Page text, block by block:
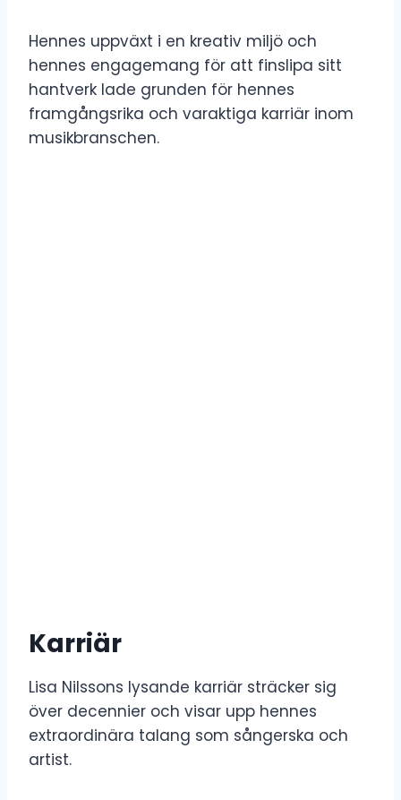
Hennes uppväxt i en kreativ miljö och
hennes engagemang för att finslipa sitt
hantverk lade grunden för hennes
framgångsrika och varaktiga karriär inom
musikbranschen.
Karriär
Lisa Nilssons lysande karriär sträcker sig
över decennier och visar upp hennes
extraordinära talang som sångerska och
artist.